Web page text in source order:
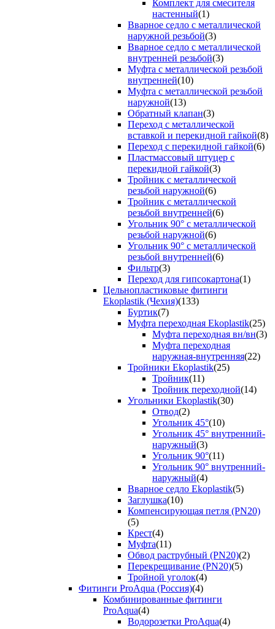
Комплект для смесителя
настенный(1)
Вварное седло с металлической
наружной резьбой(3)
Вварное седло с металлической
внутренней резьбой(3)
Муфта с металлической резьбой
внутренней(10)
Муфта с металлической резьбой
наружной(13)
Обратный клапан(3)
Переход с металлической
вставкой и перекидной гайкой(8)
Переход с перекидной гайкой(6)
Пластмассовый штуцер с
перекидной гайкой(3)
Тройник с металлической
резьбой наружной(6)
Тройник с металлической
резьбой внутренней(6)
Угольник 90° с металлической
резьбой наружной(6)
Угольник 90° с металлической
резьбой внутренней(6)
Фильтр(3)
Переход для гипсокартона(1)
Цельнопластиковые фитинги
Ekoplastik (Чехия)(133)
Буртик(7)
Муфта переходная Ekoplastik(25)
Муфта переходная вн/вн(3)
Муфта переходная
наружная-внутренняя(22)
Тройники Ekoplastik(25)
Тройник(11)
Тройник переходной(14)
Угольники Ekoplastik(30)
Отвод(2)
Угольник 45°(10)
Угольник 45° внутренний-
наружный(3)
Угольник 90°(11)
Угольник 90° внутренний-
наружный(4)
Вварное седло Ekoplastik(5)
Заглушка(10)
Компенсирующая петля (PN20)
(5)
Крест(4)
Муфта(11)
Обвод раструбный (PN20)(2)
Перекрещивание (PN20)(5)
Тройной уголок(4)
Фитинги ProAqua (Россия)(4)
Комбинированные фитинги
ProAqua(4)
Водорозетки ProAqua(4)